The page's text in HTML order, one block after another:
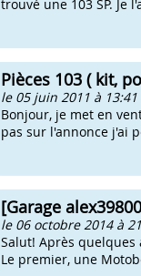
trouvé une 103 SP. Je
Pièces 103 ( kit,
le 05 juin 2011 à 13:41
Bonjour, je met en
pas sur l'annonce j'ai
[Garage
le 06 octobre 2014 à
Salut! Après
Le premier, une